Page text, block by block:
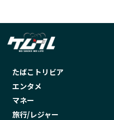
たばこトリビア
エンタメ
マネー
旅行/レジャー